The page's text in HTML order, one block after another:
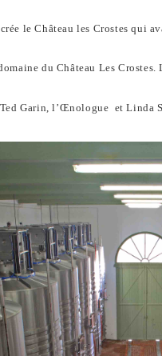
le Château les Crostes qui
du Château Les
Ted Garin, l’Œnologue et